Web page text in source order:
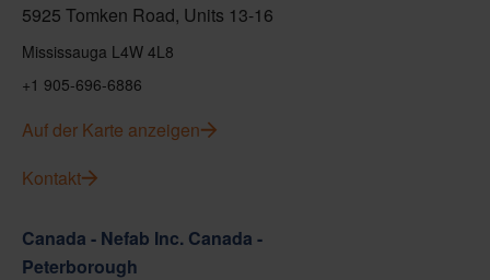
5925 Tomken Road, Units 13-16
Mississauga L4W 4L8
+1 905-696-6886
Auf der Karte anzeigen
Kontakt
Canada - Nefab Inc. Canada -
Peterborough